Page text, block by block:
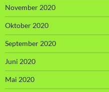
November 2020
Oktober 2020
September 2020
Juni 2020
Mai 2020